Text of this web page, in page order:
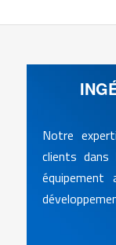
Notre
clients